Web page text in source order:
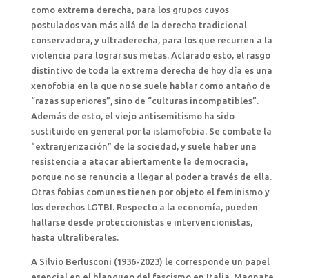
como extrema derecha, para los grupos cuyos
postulados van más allá de la derecha tradicional
conservadora, y ultraderecha, para los que recurren a la
violencia para lograr sus metas. Aclarado esto, el rasgo
distintivo de toda la extrema derecha de hoy día es una
xenofobia en la que no se suele hablar como antaño de
“razas superiores”, sino de “culturas incompatibles”.
Además de esto, el viejo antisemitismo ha sido
sustituido en general por la islamofobia. Se combate la
“extranjerización” de la sociedad, y suele haber una
resistencia a atacar abiertamente la democracia,
porque no se renuncia a llegar al poder a través de ella.
Otras fobias comunes tienen por objeto el feminismo y
los derechos LGTBI. Respecto a la economía, pueden
hallarse desde proteccionistas e intervencionistas,
hasta ultraliberales.
A Silvio Berlusconi (1936-2023) le corresponde un papel